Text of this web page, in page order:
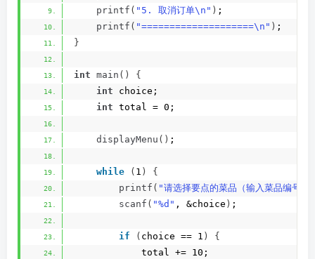
printf ( "5. 取消订单\n" ) ;
printf ( "====================\n" ) ;
}
int main ()
{
int choice;
int total = 0;
displayMenu () ;
while ( 1 )
{
printf ( "请选择要点的菜品（输入菜品编号）
scanf ( "%d" , &choice ) ;
if ( choice == 1 )
{
            total += 10;